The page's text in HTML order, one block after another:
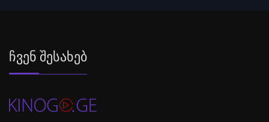
Ჩვენ Შესახებ